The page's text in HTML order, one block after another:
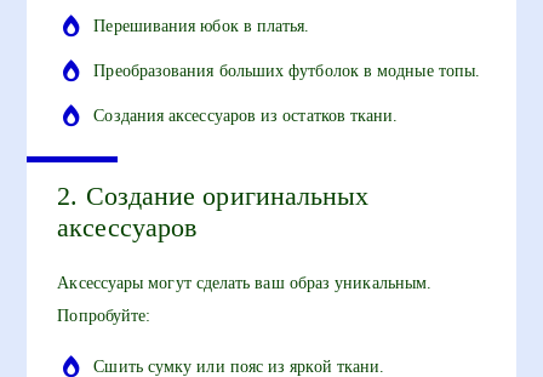
Перешивания юбок в платья.
Преобразования больших футболок в модные топы.
Создания аксессуаров из остатков ткани.
2. Создание оригинальных
аксессуаров
Аксессуары могут сделать ваш образ уникальным.
Попробуйте:
Сшить сумку или пояс из яркой ткани.